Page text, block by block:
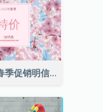
粉色樱花春季促销明信片